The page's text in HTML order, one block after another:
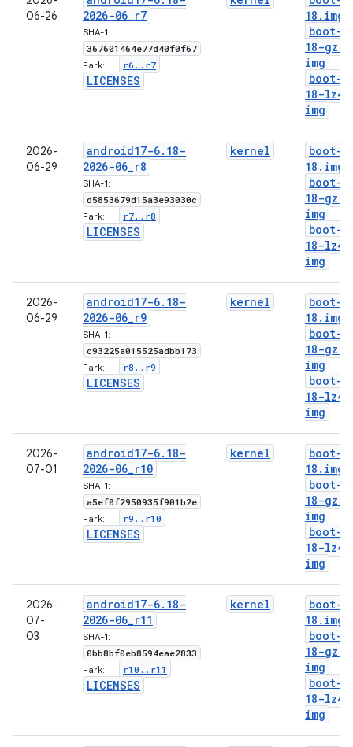
06-26
2026-06_r7
SHA-1:
367601464e77d40f0f67
Fark: r6 . . r7
LICENSES
18 . img
boot-6
18-gz
img
boot-6
18-lz4
img
2026-
06-29
android17-6. 18-
2026-06_r8
SHA-1:
d5853679d15a3e93030c
Fark: r7. . r8
LICENSES
kernel boot-6
18 . img
boot-6
18-gz
img
boot-6
18-lz4
img
2026-
06-29
android17-6. 18-
2026-06_r9
SHA-1:
c93225a015525adbb173
Fark: r8 . . r9
LICENSES
kernel boot-6
18 . img
boot-6
18-gz
img
boot-6
18-lz4
img
2026-
07-01
android17-6. 18-
2026-06_r10
SHA-1:
a5ef0f2950935f901b2e
Fark: r9 . . r10
LICENSES
kernel boot-6
18 . img
boot-6
18-gz
img
boot-6
18-lz4
img
2026-
07-
03
android17-6. 18-
2026-06_r11
SHA-1:
0bb8bf0eb8594eae2833
Fark: r10 . . r11
LICENSES
kernel boot-6
18 . img
boot-6
18-gz
img
boot-6
18-lz4
img